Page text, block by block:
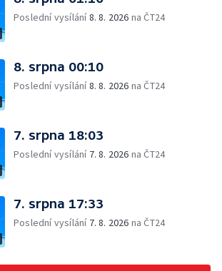
Poslední vysílání8. 8. 2026 na ČT24
8. srpna 00:10
Poslední vysílání8. 8. 2026 na ČT24
7. srpna 18:03
Poslední vysílání 7. 8. 2026 na ČT24
7. srpna 17:33
Poslední vysílání 7. 8. 2026 na ČT24